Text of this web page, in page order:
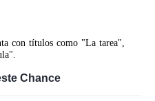
con títulos como "La tarea",
Chance